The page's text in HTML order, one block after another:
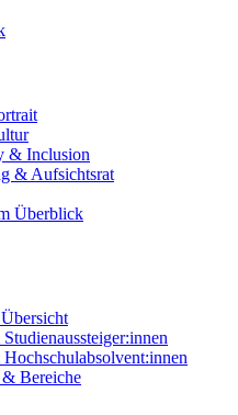
& Inclusion
& Aufsichtsrat
Überblick
Bereiche